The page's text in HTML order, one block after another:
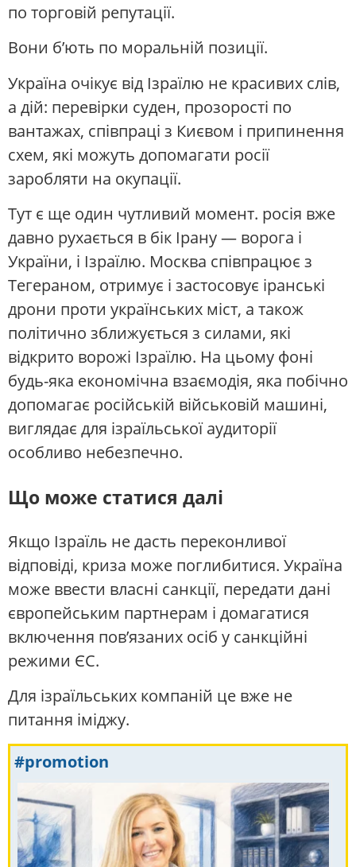
по торговій репутації.
Вони б’ють по моральній позиції.
Україна очікує від Ізраїлю не красивих слів,
а дій: перевірки суден, прозорості по
вантажах, співпраці з Києвом і припинення
схем, які можуть допомагати росії
заробляти на окупації.
Тут є ще один чутливий момент. росія вже
давно рухається в бік Ірану — ворога і
України, і Ізраїлю. Москва співпрацює з
Тегераном, отримує і застосовує іранські
дрони проти українських міст, а також
політично зближується з силами, які
відкрито ворожі Ізраїлю. На цьому фоні
будь-яка економічна взаємодія, яка побічно
допомагає російській військовій машині,
виглядає для ізраїльської аудиторії
особливо небезпечно.
Що може статися далі
Якщо Ізраїль не дасть переконливої
відповіді, криза може поглибитися. Україна
може ввести власні санкції, передати дані
європейським партнерам і домагатися
включення пов’язаних осіб у санкційні
режими ЄС.
Для ізраїльських компаній це вже не
питання іміджу.
#promotion